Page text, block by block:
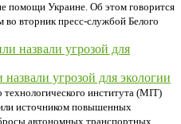
помощи Украине. Об этом говорится
во вторник пресс-службой Белого
угрозой для экологии
института (MIT)
источником повышенных
автономных транспортных